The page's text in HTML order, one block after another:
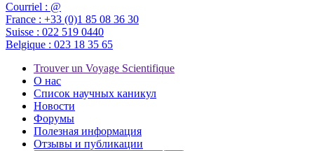
Courriel : @
France : +33 (0)1 85 08 36 30
Suisse : 022 519 0440
Belgique : 023 18 35 65
Trouver un Voyage Scientifique
О нас
Список научных каникул
Новости
Форумы
Полезная информация
Отзывы и публикации